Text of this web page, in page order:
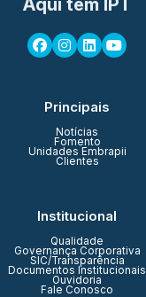
Principais
Notícias
Fomento
Unidades Embrapii
Clientes
Institucional
Qualidade
Governança Corporativa
SIC/Transparência
Documentos Institucionais
Ouvidoria
Fale Conosco